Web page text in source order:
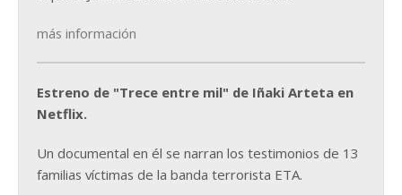
más información
Estreno de "Trece entre mil" de Iñaki Arteta en
Netflix.
Un documental en él se narran los testimonios de 13
familias víctimas de la banda terrorista ETA.